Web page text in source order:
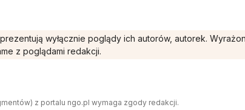
wyłącznie poglądy ich autorów, autorek.
z poglądami redakcji.
z portalu ngo.pl wymaga zgody redakcji.